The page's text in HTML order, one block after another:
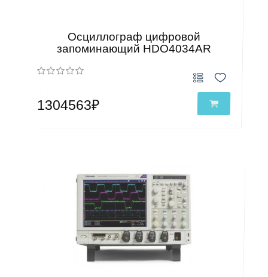
Осциллограф цифровой
запоминающий HDO4034AR
1304563₽